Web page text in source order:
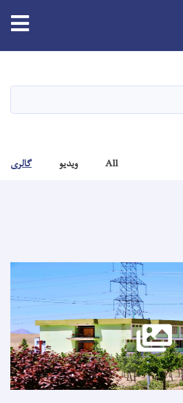
content
All ویدیو گالری